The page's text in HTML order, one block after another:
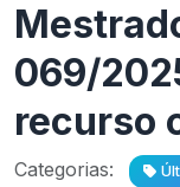
069/
recurso
Categorias: